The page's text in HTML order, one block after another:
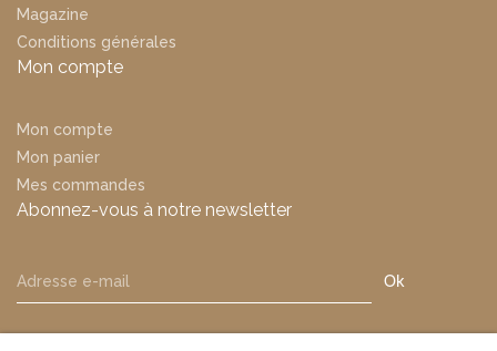
Magazine
Conditions générales
Mon compte
Mon compte
Mon panier
Mes commandes
Abonnez-vous à notre newsletter
Ok